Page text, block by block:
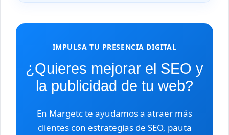
IMPULSA TU PRESENCIA DIGITAL
¿Quieres mejorar el SEO y
la publicidad de tu web?
En Margetc te ayudamos a atraer más
clientes con estrategias de SEO, pauta